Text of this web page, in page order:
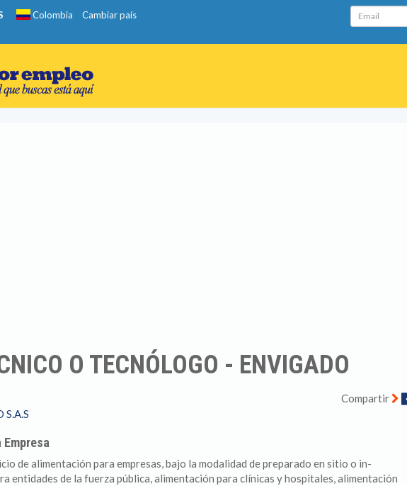
Colombia Cambiar país Email
O TECNÓLOGO - ENVIGADO
Compartir
S.A.S
de alimentación para empresas, bajo la modalidad de preparado en sitio o in-
entidades de la fuerza pública, alimentación para clínicas y hospitales, alimentación